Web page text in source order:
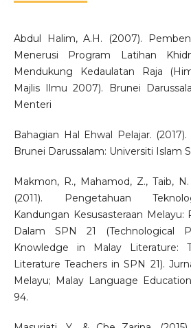
Abdul Halim, A.H. (2007).
Menerusi Program Latihan
Mendukung Kedaulatan Raja
Majlis Ilmu 2007). Brunei
Menteri
Bahagian Hal Ehwal Pelajar.
Brunei Darussalam: Universiti Islam
Makmon, R., Mahamod, Z., Taib,
(2011). Pengetahuan
Kandungan Kesusasteraan Melayu:
Dalam SPN 21 (Technological
Knowledge in Malay Literature:
Literature Teachers in SPN 21).
Melayu; Malay Language
94.